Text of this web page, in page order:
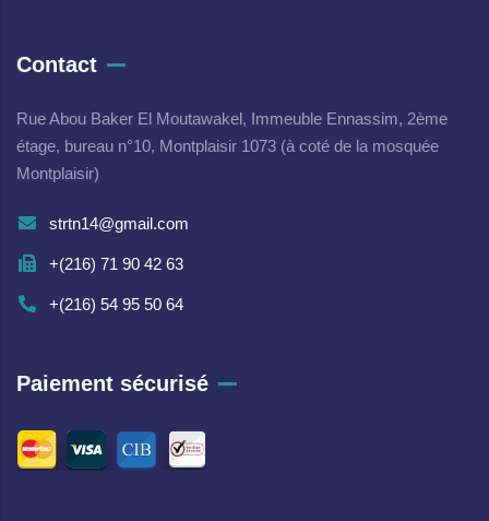
Contact
Rue Abou Baker El Moutawakel, Immeuble Ennassim, 2ème
étage, bureau n°10, Montplaisir 1073 (à coté de la mosquée
Montplaisir)
strtn14@gmail.com
+(216) 71 90 42 63
+(216) 54 95 50 64
Paiement sécurisé